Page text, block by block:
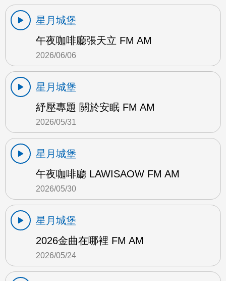
星月城堡
午夜咖啡廳張天立 FM AM
2026/06/06
星月城堡
紓壓專題 關於安眠 FM AM
2026/05/31
星月城堡
午夜咖啡廳 LAWISAOW FM AM
2026/05/30
星月城堡
2026金曲在哪裡 FM AM
2026/05/24